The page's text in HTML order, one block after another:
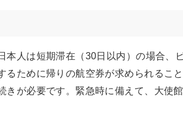
本人は短期滞在（30日以内）の場合、
るために帰りの航空券が求められるこ
きが必要です。緊急時に備えて、大使